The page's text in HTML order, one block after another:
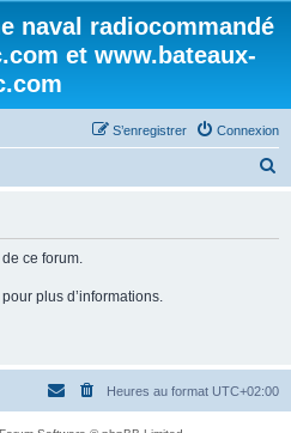
naval radiocommandé
et www.bateaux-
Connexion
S’enregistrer
e
de ce forum.
pour plus d’informations.
Heures au format UTC+02:00